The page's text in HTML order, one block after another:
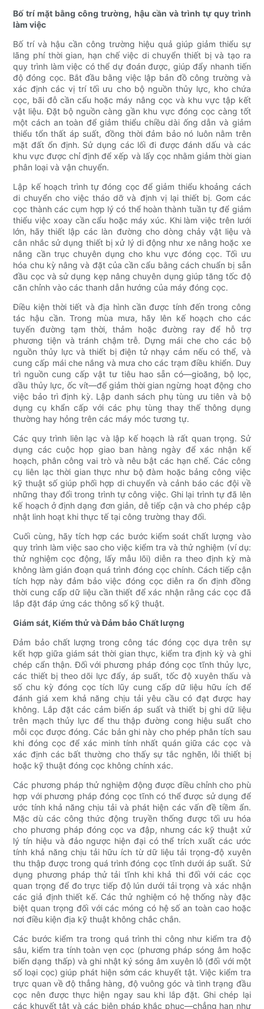
Bố trí mặt bằng công trường, hậu cần và trình tự quy trình
làm việc
Bố trí và hậu cần công trường hiệu quả giúp giảm thiểu sự
lãng phí thời gian, hạn chế việc di chuyển thiết bị và tạo ra
quy trình làm việc có thể dự đoán được, giúp đẩy nhanh tiến
độ đóng cọc. Bắt đầu bằng việc lập bản đồ công trường và
xác định các vị trí tối ưu cho bộ nguồn thủy lực, kho chứa
cọc, bãi đỗ cần cẩu hoặc máy nâng cọc và khu vực tập kết
vật liệu. Đặt bộ nguồn càng gần khu vực đóng cọc càng tốt
một cách an toàn để giảm thiểu chiều dài ống dẫn và giảm
thiểu tổn thất áp suất, đồng thời đảm bảo nó luôn nằm trên
mặt đất ổn định. Sử dụng các lối đi được đánh dấu và các
khu vực được chỉ định để xếp và lấy cọc nhằm giảm thời gian
phân loại và vận chuyển.
Lập kế hoạch trình tự đóng cọc để giảm thiểu khoảng cách
di chuyển cho việc tháo dỡ và định vị lại thiết bị. Gom các
cọc thành các cụm hợp lý có thể hoàn thành tuần tự để giảm
thiểu việc xoay cần cẩu hoặc máy xúc. Khi làm việc trên lưới
lớn, hãy thiết lập các làn đường cho dòng chảy vật liệu và
cân nhắc sử dụng thiết bị xử lý di động như xe nâng hoặc xe
nâng cần trục chuyên dụng cho khu vực đóng cọc. Tối ưu
hóa chu kỳ nâng và đặt của cần cẩu bằng cách chuẩn bị sẵn
đầu cọc và sử dụng kẹp nâng chuyên dụng giúp tăng tốc độ
căn chỉnh vào các thanh dẫn hướng của máy đóng cọc.
Điều kiện thời tiết và địa hình cần được tính đến trong công
tác hậu cần. Trong mùa mưa, hãy lên kế hoạch cho các
tuyến đường tạm thời, thảm hoặc đường ray để hỗ trợ
phương tiện và tránh chậm trễ. Dựng mái che cho các bộ
nguồn thủy lực và thiết bị điện tử nhạy cảm nếu có thể, và
cung cấp mái che nắng và mưa cho các trạm điều khiển. Duy
trì nguồn cung cấp vật tư tiêu hao sẵn có—gioăng, bộ lọc,
dầu thủy lực, ốc vít—để giảm thời gian ngừng hoạt động cho
việc bảo trì định kỳ. Lập danh sách phụ tùng ưu tiên và bộ
dụng cụ khẩn cấp với các phụ tùng thay thế thông dụng
thường hay hỏng trên các máy móc tương tự.
Các quy trình liên lạc và lập kế hoạch là rất quan trọng. Sử
dụng các cuộc họp giao ban hàng ngày để xác nhận kế
hoạch, phân công vai trò và nêu bật các hạn chế. Các công
cụ liên lạc thời gian thực như bộ đàm hoặc bảng công việc
kỹ thuật số giúp phối hợp di chuyển và cảnh báo các đội về
những thay đổi trong trình tự công việc. Ghi lại trình tự đã lên
kế hoạch ở định dạng đơn giản, dễ tiếp cận và cho phép cập
nhật linh hoạt khi thực tế tại công trường thay đổi.
Cuối cùng, hãy tích hợp các bước kiểm soát chất lượng vào
quy trình làm việc sao cho việc kiểm tra và thử nghiệm (ví dụ:
thử nghiệm cọc động, lấy mẫu lõi) diễn ra theo định kỳ mà
không làm gián đoạn quá trình đóng cọc chính. Cách tiếp cận
tích hợp này đảm bảo việc đóng cọc diễn ra ổn định đồng
thời cung cấp dữ liệu cần thiết để xác nhận rằng các cọc đã
lắp đặt đáp ứng các thông số kỹ thuật.
Giám sát, Kiểm thử và Đảm bảo Chất lượng
Đảm bảo chất lượng trong công tác đóng cọc dựa trên sự
kết hợp giữa giám sát thời gian thực, kiểm tra định kỳ và ghi
chép cẩn thận. Đối với phương pháp đóng cọc tĩnh thủy lực,
các thiết bị theo dõi lực đẩy, áp suất, tốc độ xuyên thấu và
số chu kỳ đóng cọc tích lũy cung cấp dữ liệu hữu ích để
đánh giá xem khả năng chịu tải yêu cầu có đạt được hay
không. Lắp đặt các cảm biến áp suất và thiết bị ghi dữ liệu
trên mạch thủy lực để thu thập đường cong hiệu suất cho
mỗi cọc được đóng. Các bản ghi này cho phép phân tích sau
khi đóng cọc để xác minh tính nhất quán giữa các cọc và
xác định các bất thường cho thấy sự tắc nghẽn, lỗi thiết bị
hoặc kỹ thuật đóng cọc không chính xác.
Các phương pháp thử nghiệm động được điều chỉnh cho phù
hợp với phương pháp đóng cọc tĩnh có thể được sử dụng để
ước tính khả năng chịu tải và phát hiện các vấn đề tiềm ẩn.
Mặc dù các công thức động truyền thống được tối ưu hóa
cho phương pháp đóng cọc va đập, nhưng các kỹ thuật xử
lý tín hiệu và đảo ngược hiện đại có thể trích xuất các ước
tính khả năng chịu tải hữu ích từ dữ liệu tải trọng-độ xuyên
thu thập được trong quá trình đóng cọc tĩnh dưới áp suất. Sử
dụng phương pháp thử tải tĩnh khi khả thi đối với các cọc
quan trọng để đo trực tiếp độ lún dưới tải trọng và xác nhận
các giả định thiết kế. Các thử nghiệm có hệ thống này đặc
biệt quan trọng đối với các móng có hệ số an toàn cao hoặc
nơi điều kiện địa kỹ thuật không chắc chắn.
Các bước kiểm tra trong quá trình thi công như kiểm tra độ
sâu, kiểm tra tính toàn vẹn cọc (phương pháp sóng âm hoặc
biến dạng thấp) và ghi nhật ký sóng âm xuyên lỗ (đối với một
số loại cọc) giúp phát hiện sớm các khuyết tật. Việc kiểm tra
trực quan về độ thẳng hàng, độ vuông góc và tình trạng đầu
cọc nên được thực hiện ngay sau khi lắp đặt. Ghi chép lại
các khuyết tật và các biện pháp khắc phục—chẳng hạn như